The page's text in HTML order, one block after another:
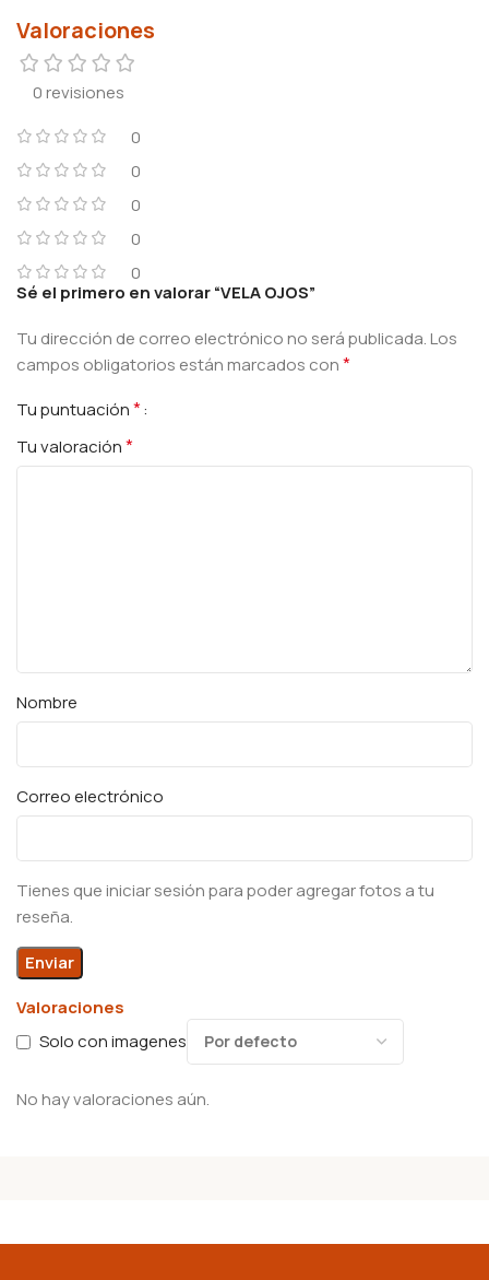
Valoraciones
0 revisiones
0
0
0
0
0
Valoraciones
Solo con imagenes
No hay valoraciones aún.
Sé el primero en valorar “VELA OJOS”
Tu dirección de correo electrónico no será publicada.Los
campos obligatorios están marcados con*
Tu puntuación*
Tu valoración*
Nombre
Correo electrónico
Tienes que iniciar sesión para poder agregar fotos a tu
reseña.